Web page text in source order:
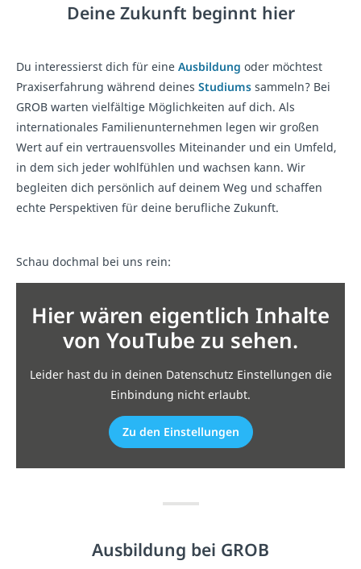
Deine Zukunft beginnt hier
Du interessierst dich für eine Ausbildung oder möchtest
Praxiserfahrung während deines Studiums sammeln? Bei
GROB warten vielfältige Möglichkeiten auf dich. Als
internationales Familienunternehmen legen wir großen
Wert auf ein vertrauensvolles Miteinander und ein Umfeld,
in dem sich jeder wohlfühlen und wachsen kann. Wir
begleiten dich persönlich auf deinem Weg und schaffen
echte Perspektiven für deine berufliche Zukunft.
Schau dochmal bei uns rein:
Hier wären eigentlich Inhalte
von YouTube zu sehen.
Leider hast du in deinen Datenschutz Einstellungen die
Einbindung nicht erlaubt.
Zu den Einstellungen
Ausbildung bei GROB